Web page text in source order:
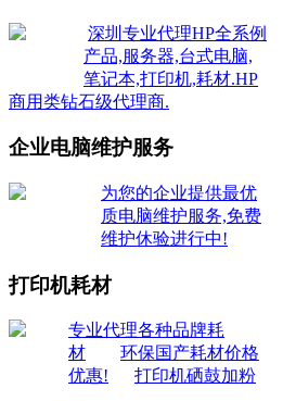
深圳专业代理HP全系例
产品,服务器,台式电脑,
笔记本,打印机,耗材.HP
商用类钻石级代理商.
企业电脑维护服务
为您的企业提供最优
质电脑维护服务,免费
维护休验进行中!
打印机耗材
专业代理各种品牌耗
材
环保国产耗材价格
优惠!
打印机硒鼓加粉